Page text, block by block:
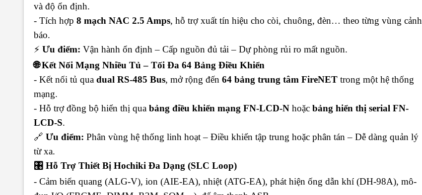
và độ ổn định.
- Tích hợp 8 mạch NAC 2.5 Amps, hỗ trợ xuất tín hiệu cho còi, chuông, đèn… theo từng vùng cảnh
báo.
⚡ Ưu điểm: Vận hành ổn định – Cấp nguồn đủ tải – Dự phòng rủi ro mất nguồn.
🌐 Kết Nối Mạng Nhiều Tủ – Tối Đa 64 Bảng Điều Khiển
- Kết nối tủ qua dual RS-485 Bus, mở rộng đến 64 bảng trung tâm FireNET trong một hệ thống
mạng.
- Hỗ trợ đồng bộ hiển thị qua bảng điều khiển mạng FN-LCD-N hoặc bảng hiển thị serial FN-
LCD-S.
🔗 Ưu điểm: Phân vùng hệ thống linh hoạt – Điều khiển tập trung hoặc phân tán – Dễ dàng quản lý
từ xa.
🎛 Hỗ Trợ Thiết Bị Hochiki Đa Dạng (SLC Loop)
- Cảm biến quang (ALG-V), ion (AIE-EA), nhiệt (ATG-EA), phát hiện ống dẫn khí (DH-98A), mô-